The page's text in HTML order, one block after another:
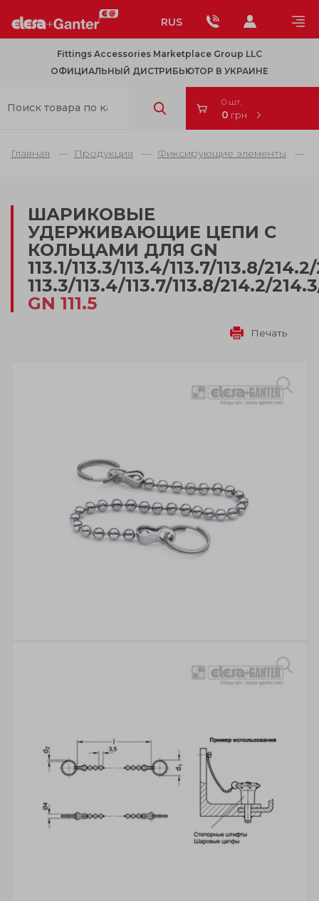
RUS
Fittings Accessories Marketplace Group LLC
ОФИЦИАЛЬНЫЙ ДИСТРИБЬЮТОР В УКРАИНЕ
0 шт.
0 грн
Главная Продукция Фиксирующие элементы
ШАРИКОВЫЕ
УДЕРЖИВАЮЩИЕ ЦЕПИ С
КОЛЬЦАМИ ДЛЯ GN
113.1/113.3/113.4/113.7/113.8/
113.3/113.4/113.7/113.8/214.2/
GN 111.5
Печать